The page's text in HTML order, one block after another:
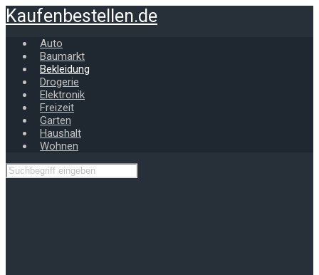
Zum
Hauptinhalt
springen
Kaufenbestellen.de
Auto
Baumarkt
Bekleidung
Drogerie
Elektronik
Freizeit
Garten
Haushalt
Wohnen